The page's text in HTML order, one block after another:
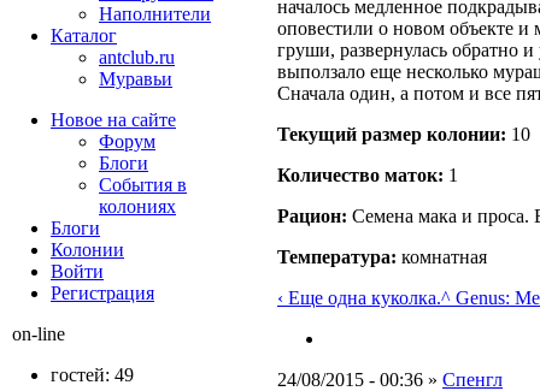
началось медленное
оповестили о новом объекте и
груши, развернулась обратно
выползало еще несколько
Сначала один, а потом и все
Текущий размер кoлонии: 10
Количество маток: 1
Рацион: Семена мака и проса.
Температура: комнатная
‹ Еще одна куколка.^ Genus:
24/08/2015 - 00:36 » Спенгл
Наполнители
Каталог
antclub.ru
Муравьи
Новое на сайте
Форум
Блоги
События в
колониях
Блоги
Колонии
Войти
Peгиcтpaция
on-line
гостей: 49